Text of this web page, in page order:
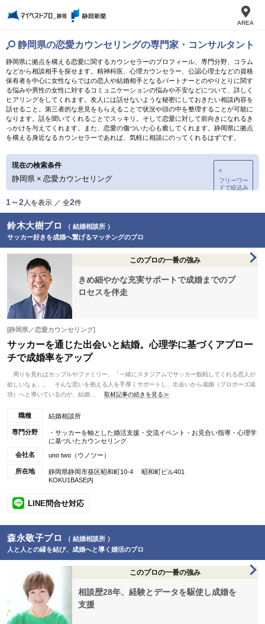
AREA
静岡県の恋愛カウンセリングの専門家・コンサルタント
静岡県に拠点を構える恋愛に関するカウンセラーのプロフィール、専門分野、コラム
などから相談相手を探せます。精神科医、心理カウンセラー、公認心理士などの資格
保有者を中心に女性ならではの恋人や結婚相手となるパートナーとのやりとりに関す
る悩みや男性の女性に対するコミュニケーションの悩みや不安などについて、詳しく
ヒアリングをしてくれます。友人には話せないような秘密にしておきたい相談内容を
話せること。第三者的な意見をもらえることで状況や頭の中を整理することが可能に
なります。話を聞いてくれることでスッキリ。そして恋愛に対して前向きになれるき
っかけを与えてくれます。また、恋愛の傷ついた心も癒してくれます。静岡県に拠点
を構える身近なるカウンセラーであれば、気軽に相談にのってくれるはずです。
現在の検索条件
静岡県 × 恋愛カウンセリング
＋
フリーワー
ドで絞込み
1～2人を表示 ／ 全2件
鈴木大樹プロ
（ 結婚相談所 ）
サッカー好きを成婚へ繋げるマッチングのプロ
このプロの一番の強み
きめ細やかな充実サポートで成婚までのプ
ロセスを伴走
[静岡県／恋愛カウンセリング]
サッカーを通じた出会いと結婚。心理学に基づくアプロー
チで成婚率をアップ
周りを見ればカップルやファミリー。「一緒にスタジアムでサッカー観戦してくれる恋人が
欲しいなぁ」。 そんな思いを抱える人を手厚くサポートし、出会いから成婚（プロポーズ成
功）へと導いているのが、結婚...
取材記事の続きを見る≫
職種 結婚相談所
専門分野
・サッカーを軸とした婚活支援・交流イベント・お見合い指導・心理学
に基づいたカウンセリング
会社名
uno two（ウノツー）
所在地
静岡県静岡市葵区昭和町10-4 昭和町ビル401
KOKU1BASE内
LINE問合せ対応
森永敬子プロ
（ 結婚相談所 ）
人と人との縁を結び、成婚へと導く婚活のプロ
このプロの一番の強み
相談歴28年、経験とデータを駆使し成婚を
支援